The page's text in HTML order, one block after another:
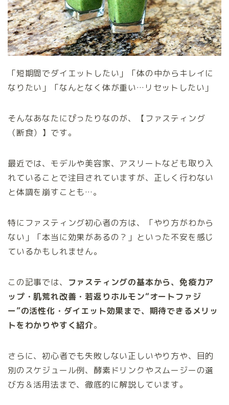
「短期間でダイエットしたい」「体の中からキレイに
なりたい」「なんとなく体が重い…リセットしたい」
そんなあなたにぴったりなのが、【ファスティング
（断食）】です。
最近では、モデルや美容家、アスリートなども取り入
れていることで注目されていますが、正しく行わない
と体調を崩すことも…。
特にファスティング初心者の方は、「やり方がわから
ない」「本当に効果があるの？」といった不安を感じ
ているかもしれません。
この記事では、
ファスティングの基本から、免疫力ア
ップ・肌荒れ改善・若返りホルモン“オートファジ
ー”の活性化・ダイエット効果まで、期待できるメリッ
トをわかりやすく紹介。
さらに、初心者でも失敗しない正しいやり方や、目的
別のスケジュール例、酵素ドリンクやスムージーの選
び方＆活用法まで、徹底的に解説しています。